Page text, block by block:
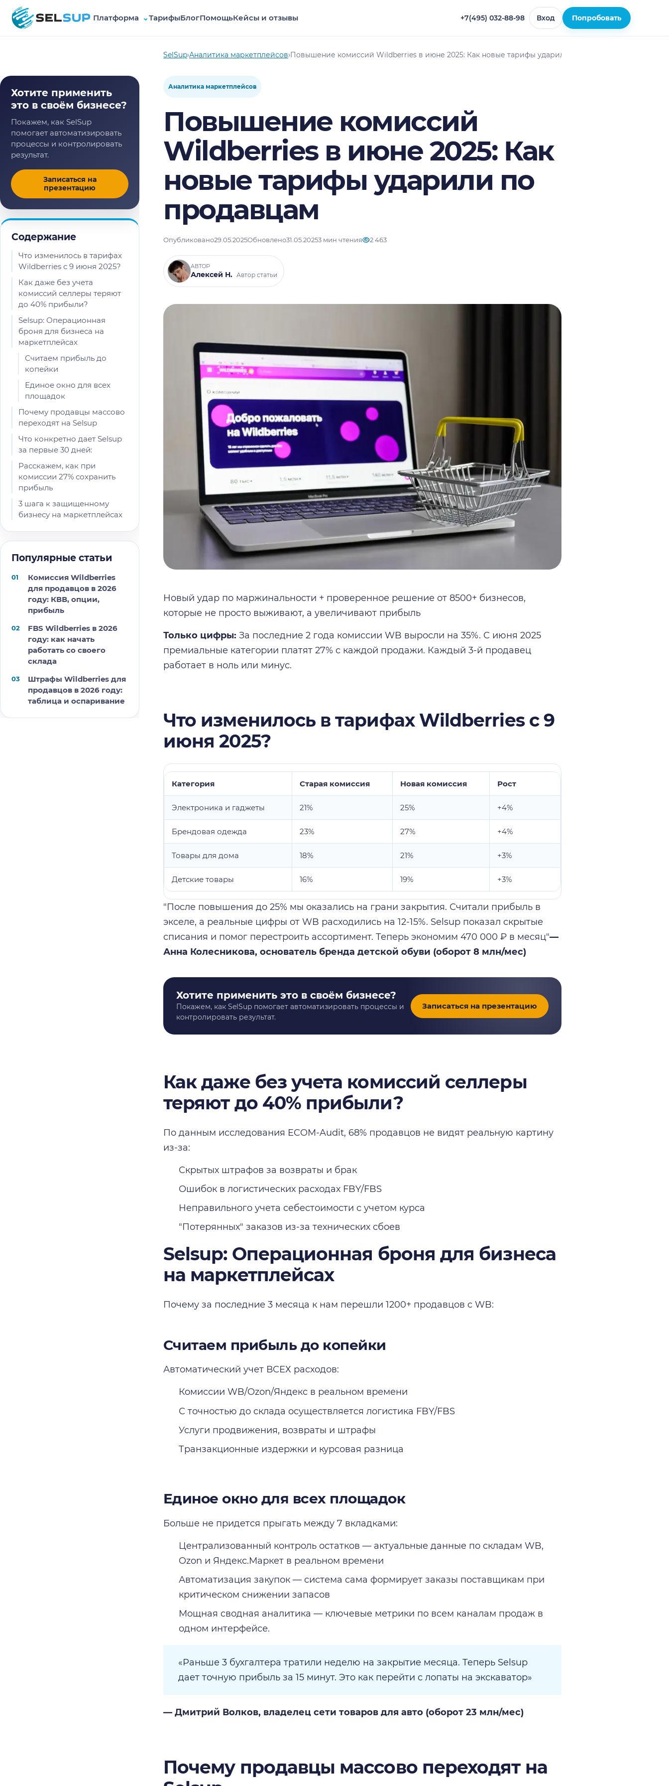
SelSup Платформа ⌄ТарифыБлогПомощьКейсы и отзывы +7(495) 032-88-98 Вход Попробовать
SelSup›Аналитика маркетплейсов›Повышение комиссий Wildberries в июне 2025: Как новые тарифы ударили по продавцам
Аналитика маркетплейсов
Повышение комиссий
Wildberries в июне 2025: Как
новые тарифы ударили по
продавцам
Опубликовано29.05.2025Обновлено31.05.20253 мин чтения 2 463
АВТОР
Алексей Н. Автор статьи
Содержание
Что изменилось в тарифах
Wildberries с 9 июня 2025?
Как даже без учета
комиссий селлеры теряют
до 40% прибыли?
Selsup: Операционная
броня для бизнеса на
маркетплейсах
Считаем прибыль до
копейки
Единое окно для всех
площадок
Почему продавцы массово
переходят на Selsup
Что конкретно дает Selsup
за первые 30 дней:
Расскажем, как при
комиссии 27% сохранить
прибыль
3 шага к защищенному
бизнесу на маркетплейсах
Популярные статьи
Комиссия Wildberries
для продавцов в 2026
году: КВВ, опции,
прибыль
FBS Wildberries в 2026
году: как начать
работать со своего
склада
Штрафы Wildberries для
продавцов в 2026 году:
таблица и оспаривание
Хотите применить
это в своём бизнесе?
Покажем, как SelSup
помогает автоматизировать
процессы и контролировать
результат.
Записаться на
презентацию
Новый удар по маржинальности + проверенное решение от 8500+ бизнесов,
которые не просто выживают, а увеличивают прибыль
Только цифры: За последние 2 года комиссии WB выросли на 35%. С июня 2025
премиальные категории платят 27% с каждой продажи. Каждый 3-й продавец
работает в ноль или минус.
Что изменилось в тарифах Wildberries с 9
июня 2025?
Категория Старая комиссия Новая комиссия Рост
Электроника и гаджеты 21% 25% +4%
Брендовая одежда 23% 27% +4%
Товары для дома 18% 21% +3%
Детские товары 16% 19% +3%
"После повышения до 25% мы оказались на грани закрытия. Считали прибыль в
экселе, а реальные цифры от WB расходились на 12-15%. Selsup показал скрытые
списания и помог перестроить ассортимент. Теперь экономим 470 000 ₽ в месяц"—
Анна Колесникова, основатель бренда детской обуви (оборот 8 млн/мес)
Хотите применить это в своём бизнесе?
Покажем, как SelSup помогает автоматизировать процессы и
контролировать результат.
Записаться на презентацию
Как даже без учета комиссий селлеры
теряют до 40% прибыли?
По данным исследования ECOM-Audit, 68% продавцов не видят реальную картину
из-за:
Скрытых штрафов за возвраты и брак
Ошибок в логистических расходах FBY/FBS
Неправильного учета себестоимости с учетом курса
"Потерянных" заказов из-за технических сбоев
Selsup: Операционная броня для бизнеса
на маркетплейсах
Почему за последние 3 месяца к нам перешли 1200+ продавцов с WB:
Считаем прибыль до копейки
Автоматический учет ВСЕХ расходов:
Комиссии WB/Ozon/Яндекс в реальном времени
С точностью до склада осуществляется логистика FBY/FBS
Услуги продвижения, возвраты и штрафы
Транзакционные издержки и курсовая разница
Единое окно для всех площадок
Больше не придется прыгать между 7 вкладками:
Централизованный контроль остатков — актуальные данные по складам WB,
Ozon и Яндекс.Маркет в реальном времени
Автоматизация закупок — система сама формирует заказы поставщикам при
критическом снижении запасов
Мощная сводная аналитика — ключевые метрики по всем каналам продаж в
одном интерфейсе.
«Раньше 3 бухгалтера тратили неделю на закрытие месяца. Теперь Selsup
дает точную прибыль за 15 минут. Это как перейти с лопаты на экскаватор»
— Дмитрий Волков, владелец сети товаров для авто (оборот 23 млн/мес)
Почему продавцы массово переходят на